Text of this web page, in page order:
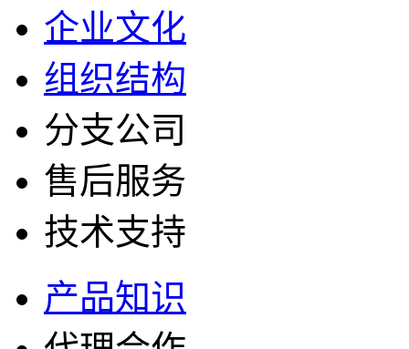
企业文化
组织结构
分支公司
售后服务
技术支持
产品知识